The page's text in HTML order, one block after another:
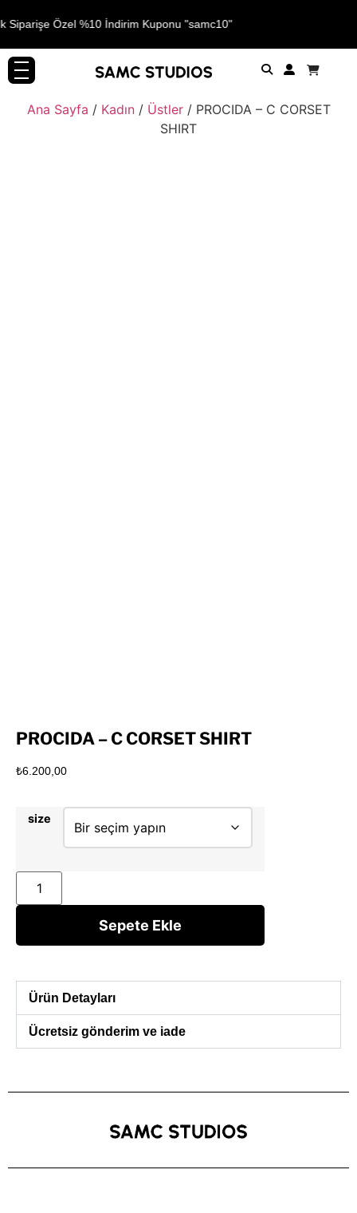
Siparişe Özel %10 İndirim Kuponu "samc10"
Ana Sayfa / Kadın/ Üstler/ PROCIDA – C CORSET
SHIRT
PROCIDA – C CORSET SHIRT
₺6.200,00
size
Sepete Ekle
Ürün Detayları
Ücretsiz gönderim ve iade